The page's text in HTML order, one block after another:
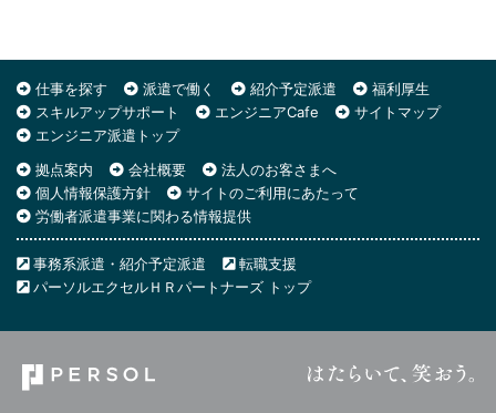
仕事を探す 派遣で働く 紹介予定派遣
福利厚生
スキルアップサポート
エンジニアCafe
サイトマップ
エンジニア派遣トップ
拠点案内
会社概要
法人のお客さまへ
個人情報保護方針
サイトのご利用にあたって
労働者派遣事業に関わる情報提供
事務系派遣・紹介予定派遣
転職支援
パーソルエクセルＨＲパートナーズ トップ